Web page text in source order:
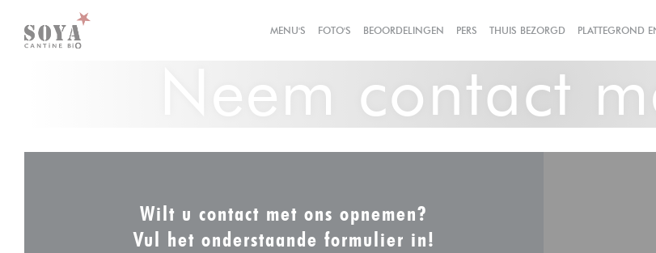
Cookies beheer paneel
MENU'S FOTO'S BEOORDELINGEN PERS THUIS BEZORGD((OPENT IN EEN
PLATTEGROND
Neem contact
Wilt u contact met ons opnemen?
Vul het onderstaande formulier in!